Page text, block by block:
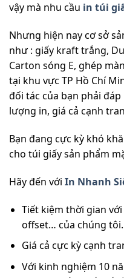
vậy mà nhu cầu in túi
Nhưng hiện nay cơ sở
như : giấy kraft trắng,
Carton sóng E, ghép
tại khu vực TP Hồ Chí
đối tác của bạn phải
lượng in, giá cả cạnh
Bạn đang cực kỳ khó
cho túi giấy sản phẩm
Hãy đến với In Nhanh
Tiết kiệm thời gian
offset… của chúng tôi.
Giá cả cực kỳ cạnh
Với kinh nghiệm 10